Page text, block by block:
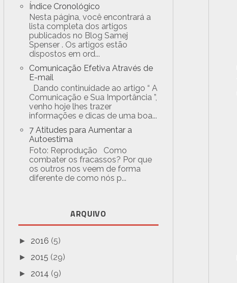
Índice Cronológico
Nesta página, você encontrará a
lista completa dos artigos
publicados no Blog Samej
Spenser . Os artigos estão
dispostos em ord...
Comunicação Efetiva Através de
E-mail
Dando continuidade ao artigo “ A
Comunicação e Sua Importância ”,
venho hoje lhes trazer
informações e dicas de uma boa...
7 Atitudes para Aumentar a
Autoestima
Foto: Reprodução Como
combater os fracassos? Por que
os outros nos veem de forma
diferente de como nós p...
ARQUIVO
► 2016 (5)
► 2015 (29)
► 2014 (9)